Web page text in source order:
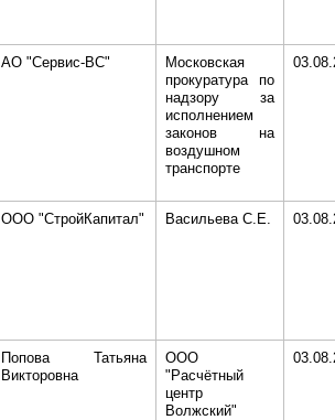
АО "Сервис-ВС"
Московская
прокуратура по
надзору за
исполнением
законов на
воздушном
транспорте
ООО "СтройКапитал" Васильева С.Е.
Попова Татьяна
Викторовна
ООО
"Расчётный
центр
Волжский"